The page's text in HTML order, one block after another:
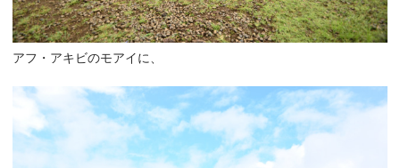
アフ・アキビのモアイに、